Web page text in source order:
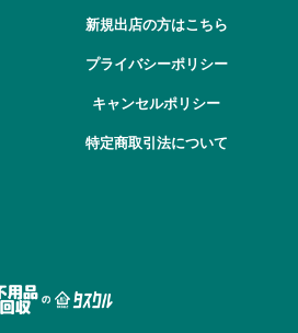
新規出店の方はこちら
プライバシーポリシー
キャンセルポリシー
特定商取引法について